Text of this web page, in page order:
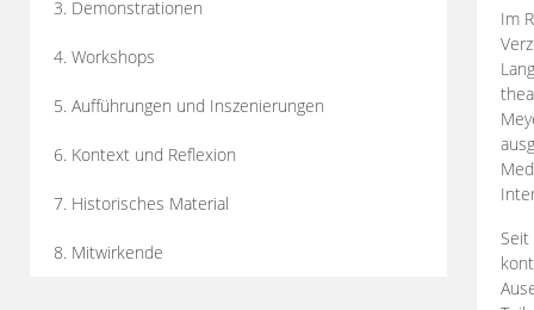
3. Demonstrationen
4. Workshops
5. Aufführungen und Inszenierungen
6. Kontext und Reflexion
7. Historisches Material
8. Mitwirkende
Im